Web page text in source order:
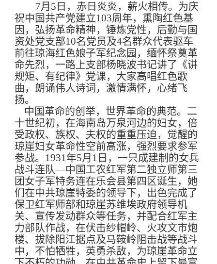
7月 5 日，赤日炎炎，薪火相传。为庆
祝中国共产党建立103周年，熏陶红色基
因，弘扬革命精神，锤炼党性，后勤与国
资处党支部10名党员及4名群众代表驱车
前往琼海红色娘子军纪念园，缅怀祭奠革
命先烈，一路上支部杨晓波书记讲了《讲
规矩、有纪律》党课，大家高唱红色歌
曲，朗诵伟人诗词，激情满怀，心绪飞
扬。
中国革命的创举，世界革命的典范。二
十世纪初，在海南岛万泉河边的妇女，倍
受政权、族权、夫权的重重压迫，觉醒的
琼崖妇女革命性空前高涨，强烈要求参军
参战。 1931年5月 1 日，一只成建制的女兵
战斗连队—中国工农红军第二独立师第三
团女子军特务连在乐会县第四区诞生，她
们在中共琼崖特委的领导下，出色完成了
保卫红军师部和琼崖苏维埃政府领导机
关、宣传发动群众等任务，并配合红军主
力部队作战，在伏击纱帽岭、火攻文市炮
楼、拔除阳江据点及马鞍岭阻击战等战斗
中，不怕牺牲，英勇杀敌，为琼崖革命立